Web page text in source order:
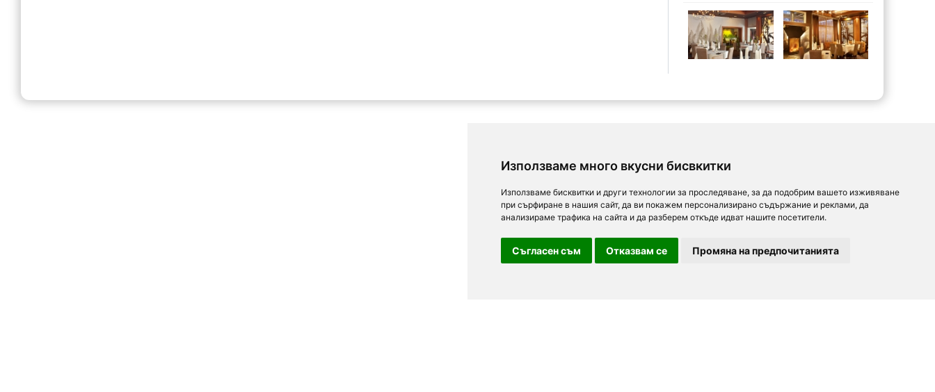
Използваме много вкусни бисвкитки
Използваме бисквитки и други технологии за проследяване, за да подобрим вашето изживяване
при сърфиране в нашия сайт, да ви покажем персонализирано съдържание и реклами, да
анализираме трафика на сайта и да разберем откъде идват нашите посетители.
Съгласен съм Отказвам се Промяна на предпочитанията